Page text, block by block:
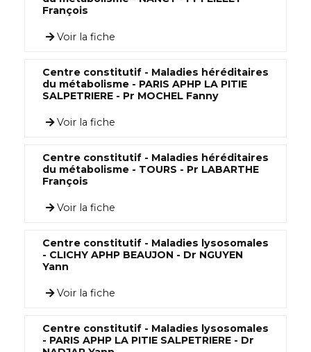
François
Voir la fiche
Centre constitutif - Maladies héréditaires
du métabolisme - PARIS APHP LA PITIE
SALPETRIERE - Pr MOCHEL Fanny
Voir la fiche
Centre constitutif - Maladies héréditaires
du métabolisme - TOURS - Pr LABARTHE
François
Voir la fiche
Centre constitutif - Maladies lysosomales
- CLICHY APHP BEAUJON - Dr NGUYEN
Yann
Voir la fiche
Centre constitutif - Maladies lysosomales
- PARIS APHP LA PITIE SALPETRIERE - Dr